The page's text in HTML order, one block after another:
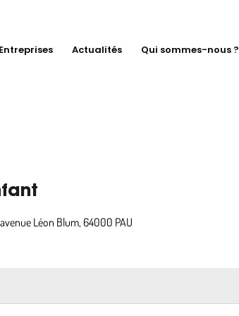
Entreprises Actualités Qui sommes-nous ?
Léon Blum, 64000 PAU